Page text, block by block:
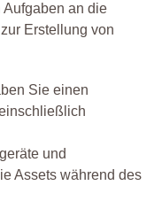
an die
Erstellung von
Sie einen
und
Assets während des